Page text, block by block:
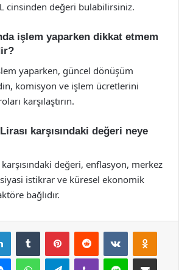
cinsinden değeri bulabilirsiniz.
işlem yaparken dikkat etmem
yaparken, güncel dönüşüm
komisyon ve işlem ücretlerini
karşılaştırın.
karşısındaki değeri neye
karşısındaki değeri, enflasyon, merkez
istikrar ve küresel ekonomik
bağlıdır.
LinkedInTumblr PinterestReddit VKontakte
MessengerWhatsAppTelegramViber Line E-Posta ile